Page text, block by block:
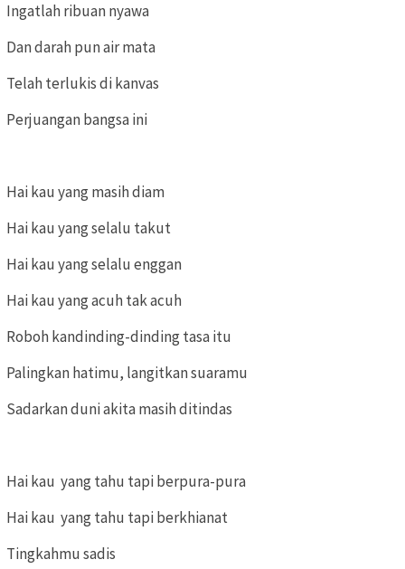
Ingatlah ribuan nyawa
Dan darah pun air mata
Telah terlukis di kanvas
Perjuangan bangsa ini
Hai kau yang masih diam
Hai kau yang selalu takut
Hai kau yang selalu enggan
Hai kau yang acuh tak acuh
Roboh kandinding-dinding tasa itu
Palingkan hatimu, langitkan suaramu
Sadarkan duni akita masih ditindas
Hai kau yang tahu tapi berpura-pura
Hai kau yang tahu tapi berkhianat
Tingkahmu sadis